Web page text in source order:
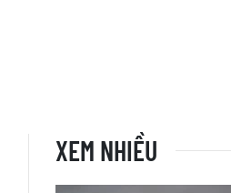
XEM NHIỀU